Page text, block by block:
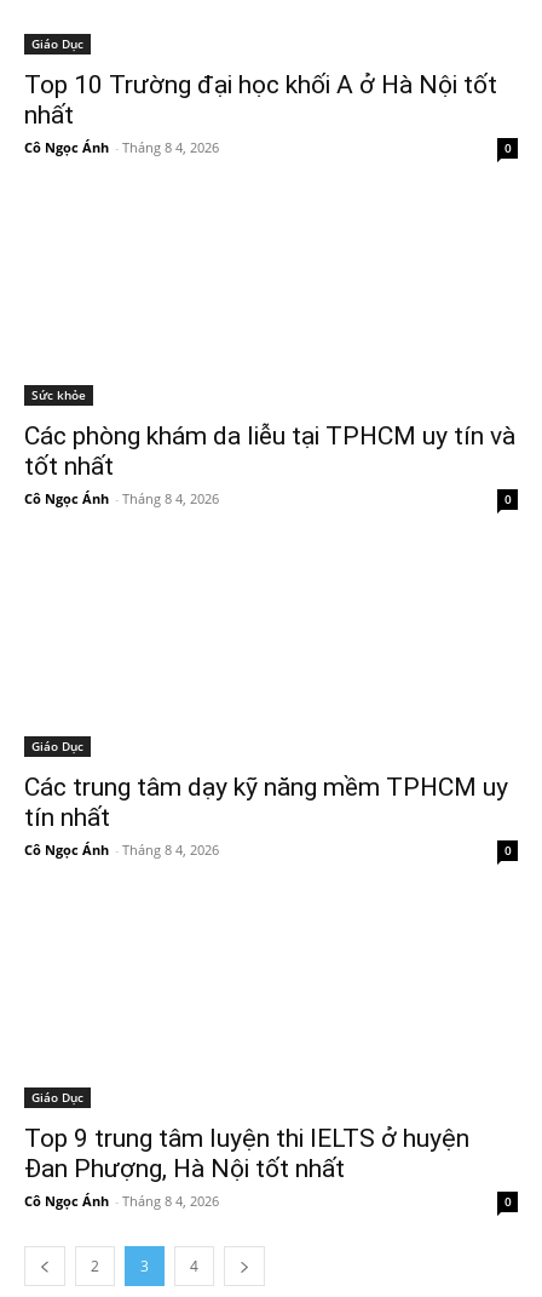
Giáo Dục
Top 10 Trường đại học khối A ở Hà Nội tốt
nhất
Cô Ngọc Ánh - Tháng 8 4, 2026 0
Sức khỏe
Các phòng khám da liễu tại TPHCM uy tín và
tốt nhất
Cô Ngọc Ánh - Tháng 8 4, 2026 0
Giáo Dục
Các trung tâm dạy kỹ năng mềm TPHCM uy
tín nhất
Cô Ngọc Ánh - Tháng 8 4, 2026 0
Giáo Dục
Top 9 trung tâm luyện thi IELTS ở huyện
Đan Phượng, Hà Nội tốt nhất
Cô Ngọc Ánh - Tháng 8 4, 2026 0
2 3 4